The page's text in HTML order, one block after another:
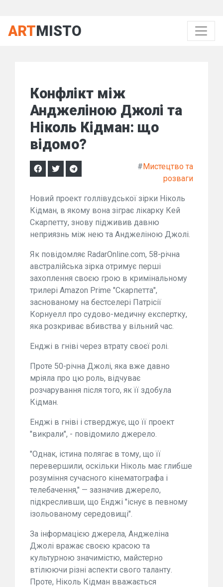
ARTMISTO
Конфлікт між
Анджеліною Джолі та
Ніколь Кідман: що
відомо?
#Мистецтво та
розваги
Новий проект голлівудської зірки Ніколь
Кідман, в якому вона зіграє лікарку Кей
Скарпетту, знову підживив давню
неприязнь між нею та Анджеліною Джолі.
Як повідомляє RadarOnline.com, 58-річна
австралійська зірка отримує перші
захоплення своєю грою в кримінальному
трилері Amazon Prime "Скарпетта",
заснованому на бестселері Патрісії
Корнуелл про судово-медичну експертку,
яка розкриває вбивства у вільний час.
Енджі в гніві через втрату своєї ролі.
Проте 50-річна Джолі, яка вже давно
мріяла про цю роль, відчуває
розчарування після того, як її здобула
Кідман.
Енджі в гніві і стверджує, що її проект
"викрали", - повідомило джерело.
"Однак, істина полягає в тому, що її
перевершили, оскільки Ніколь має глибше
розуміння сучасного кінематографа і
телебачення," — зазначив джерело,
підкресливши, що Енджі "існує в певному
ізольованому середовищі".
За інформацією джерела, Анджеліна
Джолі вражає своєю красою та
культурною значимістю, майстерно
втілюючи різні аспекти свого таланту.
Проте, Ніколь Кідман вважається